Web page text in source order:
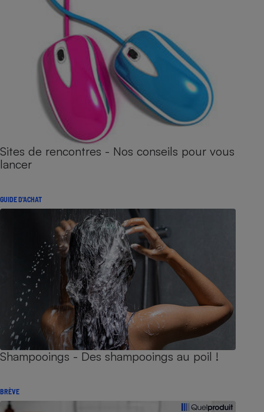
Sites de rencontres - Nos conseils pour vous
lancer
GUIDE D'ACHAT
Shampooings - Des shampooings au poil !
BRÈVE